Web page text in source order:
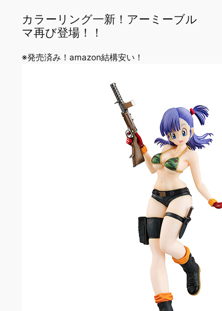
カラーリング一新！アーミーブル
マ再び登場！！
※発売済み！amazon結構安い！